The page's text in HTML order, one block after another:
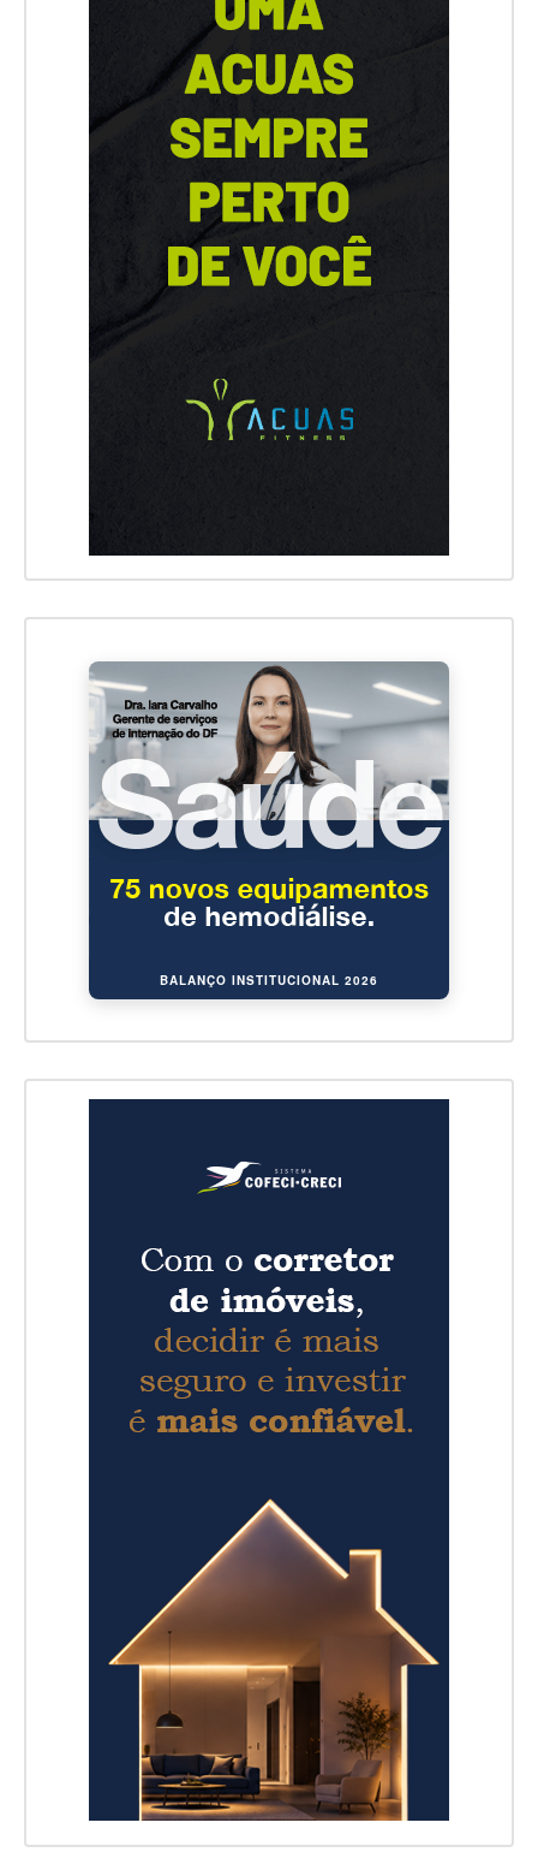
BALANÇO INSTITUCIONAL 2026